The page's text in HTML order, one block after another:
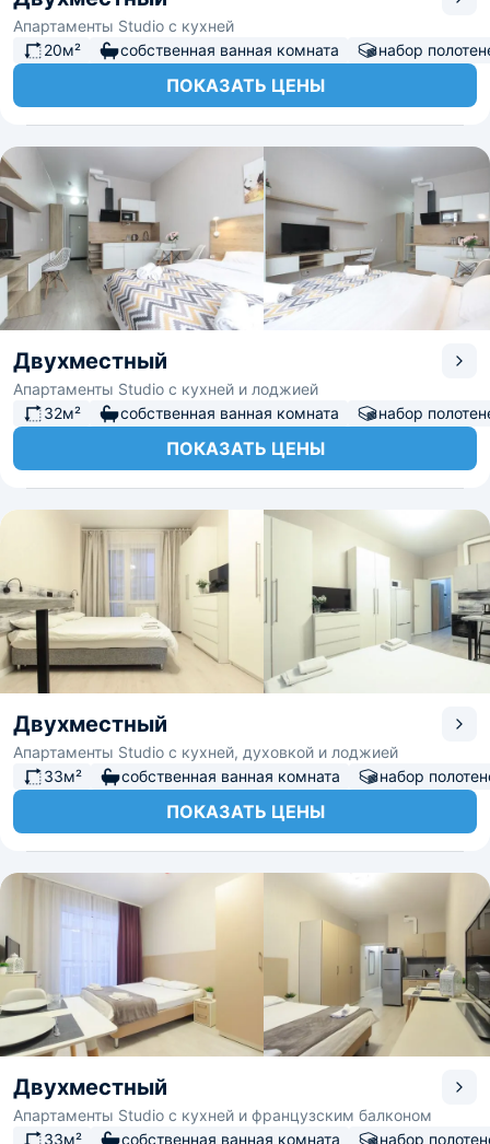
Апартаменты Studio с кухней
20м²
собственная ванная комната набор
ПОКАЗАТЬ ЦЕНЫ
Двухместный
Апартаменты Studio с кухней и лоджией
32м²
собственная ванная комната набор
ПОКАЗАТЬ ЦЕНЫ
Двухместный
Апартаменты Studio с кухней, духовкой и лоджией
33м²
собственная ванная комната набор
ПОКАЗАТЬ ЦЕНЫ
Двухместный
Апартаменты Studio с кухней и французским балконом
33м²
собственная ванная комната набор